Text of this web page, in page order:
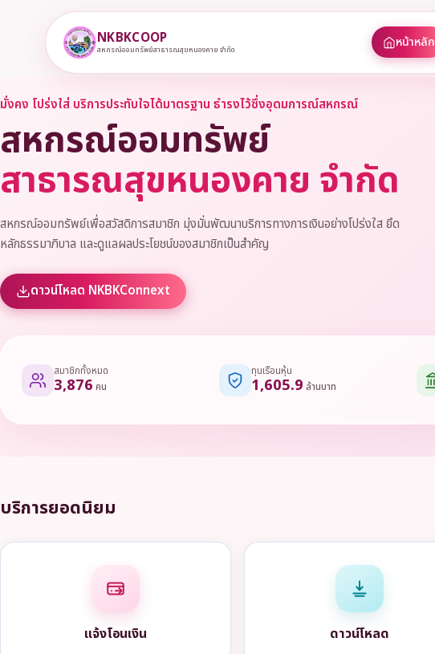
NKBKCOOP
สหกรณ์ออมทรัพย์สาธารณสุขหนองคาย จำกัด หน้าหลัก
มั่งคง โปร่งใส่ บริการประทับใจได้มาตรฐาน ธำรงไว้ซึ่งอุดมการณ์สหกรณ์
สหกรณ์ออมทรัพย์
สาธารณสุขหนองคาย จำกัด
สหกรณ์ออมทรัพย์เพื่อสวัสดิการสมาชิก มุ่งมั่นพัฒนาบริการทางการเงินอย่างโปร่งใส ยึด
หลักธรรมาภิบาล และดูแลผลประโยชน์ของสมาชิกเป็นสำคัญ
ดาวน์โหลด NKBKConnext
สมาชิกทั้งหมด
3,876 คน
ทุนเรือนหุ้น
1,605.9 ล้านบาท
บริการยอดนิยม
แจ้งโอนเงิน ดาวน์โหลด